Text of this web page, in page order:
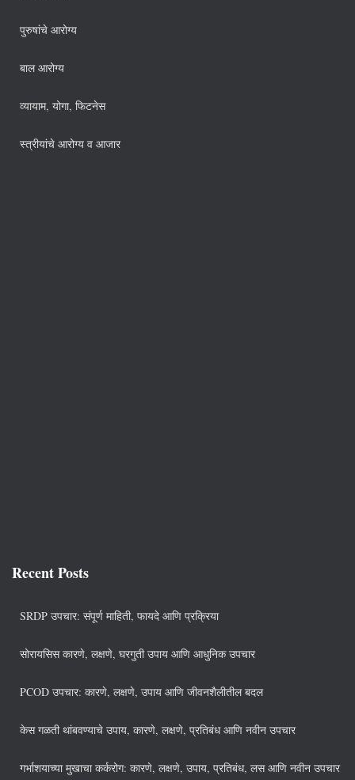
पुरुषांचे आरोग्य
बाल आरोग्य
व्यायाम, योगा, फिटनेस
स्त्रीयांचे आरोग्य व आजार
Recent Posts
SRDP उपचार: संपूर्ण माहिती, फायदे आणि प्रक्रिया
सोरायसिस कारणे, लक्षणे, घरगुती उपाय आणि आधुनिक उपचार
PCOD उपचार: कारणे, लक्षणे, उपाय आणि जीवनशैलीतील बदल
केस गळती थांबवण्याचे उपाय, कारणे, लक्षणे, प्रतिबंध आणि नवीन उपचार
गर्भाशयाच्या मुखाचा कर्करोग: कारणे, लक्षणे, उपाय, प्रतिबंध, लस आणि नवीन उपचार